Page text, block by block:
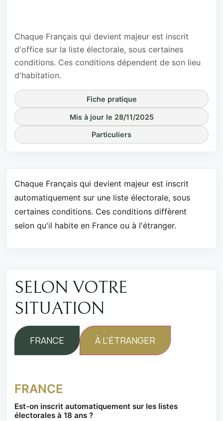
Chaque Français qui devient majeur est inscrit
d'office sur la liste électorale, sous certaines
conditions. Ces conditions dépendent de son lieu
d'habitation.
Fiche pratique
Mis à jour le 28/11/2025
Particuliers
Chaque Français qui devient majeur est inscrit
automatiquement sur une liste électorale, sous
certaines conditions. Ces conditions diffèrent
selon qu'il habite en France ou à l'étranger.
SELON VOTRE
SITUATION
FRANCE À L'ÉTRANGER
FRANCE
Est-on inscrit automatiquement sur les listes
électorales à 18 ans ?